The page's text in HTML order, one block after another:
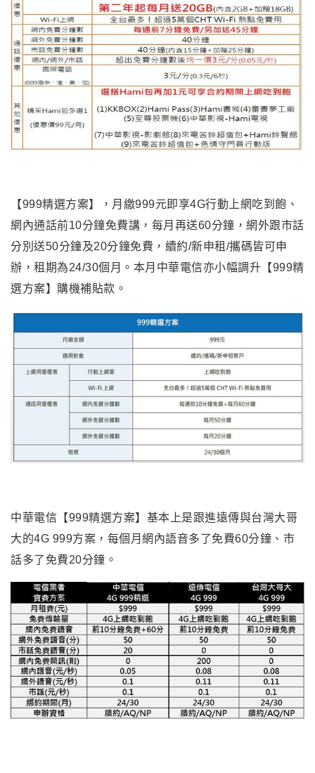
【999精選方案】，月繳999元即享4G行動上網吃到飽、
網內通話前10分鐘免費講，每月再送60分鐘，網外跟市話
分別送50分鐘及20分鐘免費，續約/新申租/攜碼皆可申
辦，租期為24/30個月。本月中華電信亦小幅調升【999精
選方案】購機補貼款。
中華電信【999精選方案】基本上是跟進遠傳與台灣大哥
大的4G 999方案，每個月網內語音多了免費60分鐘、市
話多了免費20分鐘。